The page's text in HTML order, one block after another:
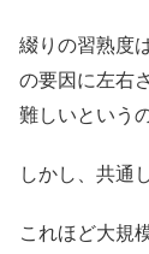
綴りの習熟度
の要因に左右
難しいという
しかし、共通
これほど大規